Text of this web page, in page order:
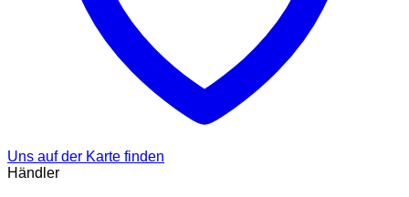
Uns auf der Karte finden
Händler